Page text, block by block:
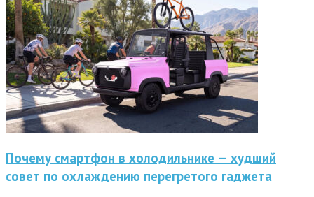
Почему смартфон в холодильнике — худший
совет по охлаждению перегретого гаджета